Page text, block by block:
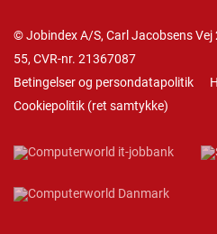
© Jobindex A/S, Carl Jacobsens Vej
55, CVR-nr. 21367087
Betingelser og persondatapolitik
Cookiepolitik (ret samtykke)